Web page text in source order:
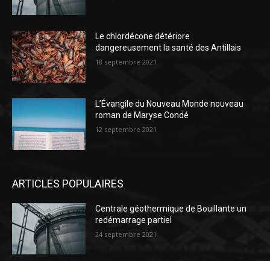
Le chlordécone détériore
dangereusement la santé des Antillais
18 septembre 2021
L’Évangile du Nouveau Monde nouveau
roman de Maryse Condé
12 septembre 2021
ARTICLES POPULAIRES
Centrale géothermique de Bouillante un
redémarrage partiel
24 septembre 2021